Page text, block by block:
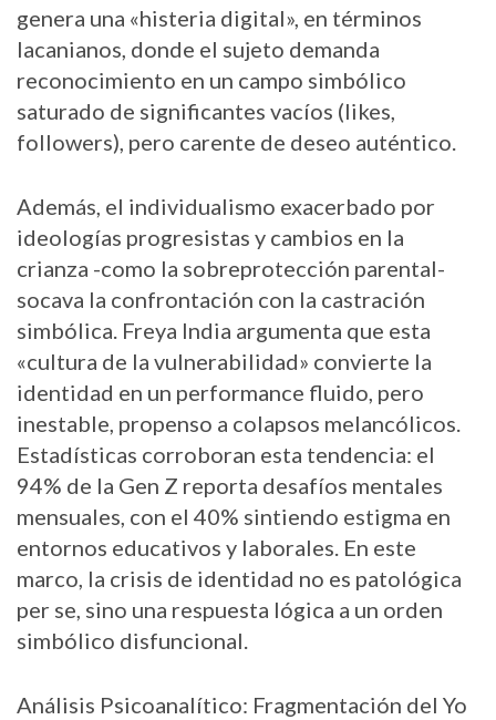
genera una «histeria digital», en términos
lacanianos, donde el sujeto demanda
reconocimiento en un campo simbólico
saturado de significantes vacíos (likes,
followers), pero carente de deseo auténtico.
Además, el individualismo exacerbado por
ideologías progresistas y cambios en la
crianza -como la sobreprotección parental-
socava la confrontación con la castración
simbólica. Freya India argumenta que esta
«cultura de la vulnerabilidad» convierte la
identidad en un performance fluido, pero
inestable, propenso a colapsos melancólicos.
Estadísticas corroboran esta tendencia: el
94% de la Gen Z reporta desafíos mentales
mensuales, con el 40% sintiendo estigma en
entornos educativos y laborales. En este
marco, la crisis de identidad no es patológica
per se, sino una respuesta lógica a un orden
simbólico disfuncional.
Análisis Psicoanalítico: Fragmentación del Yo